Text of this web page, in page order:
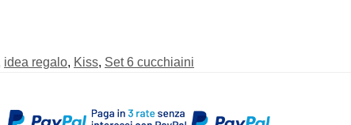
idea regalo, Kiss, Set 6 cucchiaini